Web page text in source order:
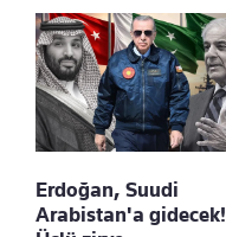
Erdoğan, Suudi
Arabistan'a gidecek!